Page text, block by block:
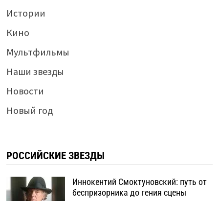
Истории
Кино
Мультфильмы
Наши звезды
Новости
Новый год
РОССИЙСКИЕ ЗВЕЗДЫ
Иннокентий Смоктуновский: путь от
беспризорника до гения сцены